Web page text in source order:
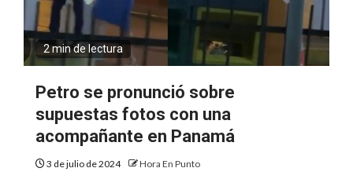
2 min de lectura
Petro se pronunció sobre
supuestas fotos con una
acompañante en Panamá
3 de julio de 2024 Hora En Punto